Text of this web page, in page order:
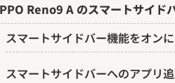
Reno9 A のスマートサイド
スマートサイドバー機能をオン
スマートサイドバーへのアプリ